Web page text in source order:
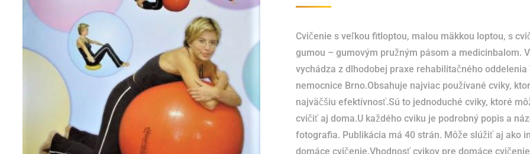
Cvičenie s veľkou fitloptou, malou mäkkou loptou, s
gumou – gumovým pružným pásom a medicinbalom.
vychádza z dlhodobej praxe rehabilitačného oddelenia
nemocnice Brno.Obsahuje najviac používané cviky,
najväčšiu efektívnosť.Sú to jednoduché cviky, ktoré
cvičiť aj doma.U každého cviku je podrobný popis a
fotografia. Publikácia má 40 strán. Môže slúžiť aj ako
domáce cvičenie.Vhodnosť cvikov pre domáce